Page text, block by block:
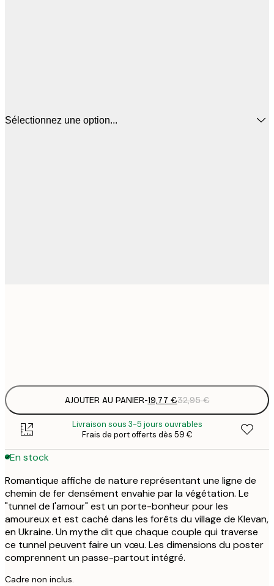
Sélectionnez une option...
AJOUTER AU PANIER-19,77 €32,95 €
Livraison sous 3-5 jours ouvrables
Frais de port offerts dès 59 €
En stock
Romantique affiche de nature représentant une ligne de
chemin de fer densément envahie par la végétation. Le
"tunnel de l'amour" est un porte-bonheur pour les
amoureux et est caché dans les forêts du village de Klevan,
en Ukraine. Un mythe dit que chaque couple qui traverse
ce tunnel peuvent faire un vœu. Les dimensions du poster
comprennent un passe-partout intégré.
Cadre non inclus.